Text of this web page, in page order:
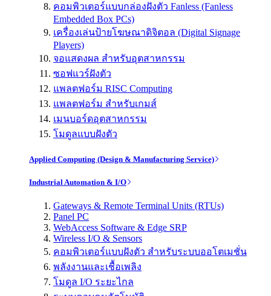
คอมพิวเตอร์แบบกล่องฝังตัว Fanless (Fanless
Embedded Box PCs)
เครื่องเล่นป้ายโฆษณาดิจิตอล (Digital Signage
Players)
จอแสดงผล สำหรับอุตสาหกรรม
ซอฟแวร์ฝังตัว
แพลตฟอร์ม RISC Computing
แพลตฟอร์ม สำหรับเกมส์
เมนบอร์ดอุตสาหกรรม
โมดูลแบบฝังตัว
Applied Computing (Design & Manufacturing Service)
Industrial Automation & I/O
Gateways & Remote Terminal Units (RTUs)
Panel PC
WebAccess Software & Edge SRP
Wireless I/O & Sensors
คอมพิวเตอร์แบบฝังตัว สำหรับระบบออโตเมชั่น
พลังงานและเชื้อเพลิง
โมดูล I/O ระยะไกล